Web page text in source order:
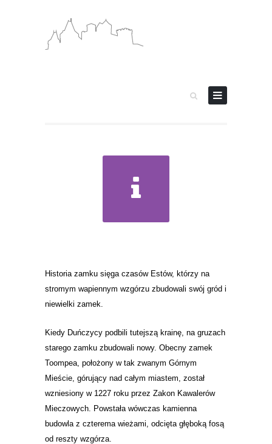
Historia zamku sięga czasów Estów, którzy na
stromym wapiennym wzgórzu zbudowali swój gród i
niewielki zamek.
Kiedy Duńczycy podbili tutejszą krainę, na gruzach
starego zamku zbudowali nowy. Obecny zamek
Toompea, położony w tak zwanym Górnym
Mieście, górujący nad całym miastem, został
wzniesiony w 1227 roku przez Zakon Kawalerów
Mieczowych. Powstała wówczas kamienna
budowla z czterema wieżami, odcięta głęboką fosą
od reszty wzgórza.